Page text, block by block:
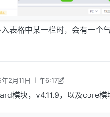
表格中某一栏时，会有一个
2月11日 上午6:17
酥 编辑 2025年2月11日 下午4:37
模块，v4.11.9，以及core模